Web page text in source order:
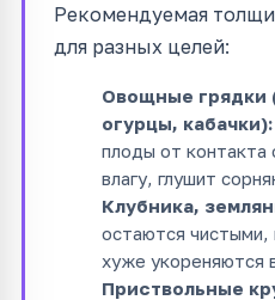
Рекомендуемая
для разных целей:
Овощные грядки
огурцы, кабачки):
плоды от контакта
влагу, глушит
Клубника,
остаются
хуже укореняются
Приствольные